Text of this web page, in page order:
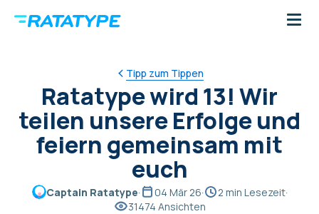
Tipp zum Tippen
Ratatype wird 13! Wir
teilen unsere Erfolge und
feiern gemeinsam mit
euch
Captain Ratatype· 04 Mär 26· 2 min Lesezeit·
31474 Ansichten